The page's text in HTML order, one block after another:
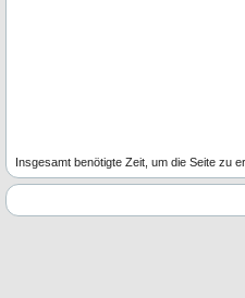
Insgesamt benötigte Zeit, um die Seite zu